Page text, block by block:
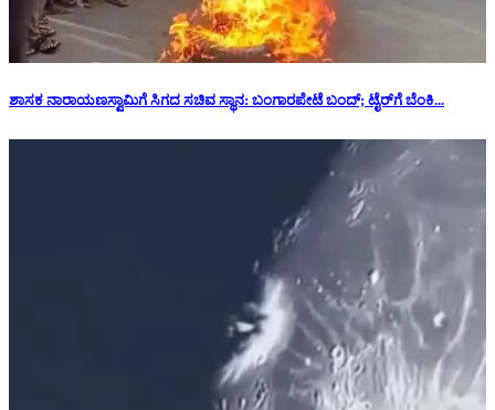
ಶಾಸಕ ನಾರಾಯಣಸ್ವಾಮಿಗೆ ಸಿಗದ ಸಚಿವ ಸ್ಥಾನ: ‌ಬಂಗಾರಪೇಟೆ ಬಂದ್; ಟೈರ್‌ಗೆ ಬೆಂಕಿ...